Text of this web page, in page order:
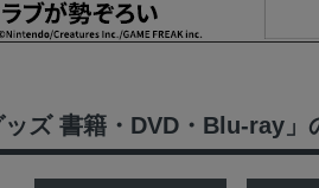
ッズ 書籍・DVD・Blu-ray」